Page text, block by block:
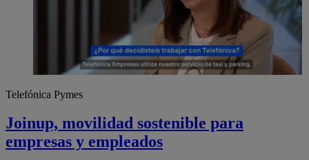
Telefónica Pymes
Joinup, movilidad sostenible para
empresas y empleados